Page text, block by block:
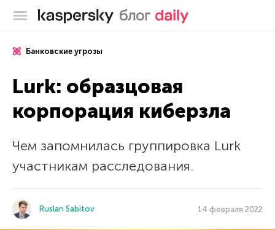
Блог Касперского
Банковские угрозы
Lurk: образцовая
корпорация киберзла
Чем запомнилась группировка Lurk
участникам расследования.
Ruslan Sabitov 14 февраля 2022